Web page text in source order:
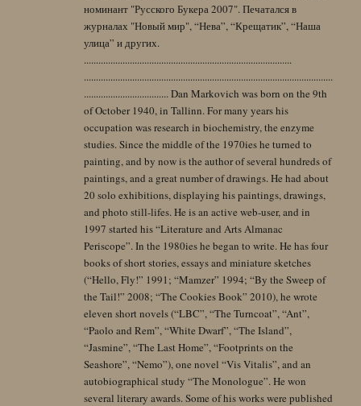
номинант "Русского Букера 2007". Печатался в
журналах "Новый мир", “Нева”, “Крещатик”, “Наша
улица” и других.
......................................................................................
.......................................................................................................
................................... Dan Markovich was born on the 9th
of October 1940, in Tallinn. For many years his
occupation was research in biochemistry, the enzyme
studies. Since the middle of the 1970ies he turned to
painting, and by now is the author of several hundreds of
paintings, and a great number of drawings. He had about
20 solo exhibitions, displaying his paintings, drawings,
and photo still-lifes. He is an active web-user, and in
1997 started his “Literature and Arts Almanac
Periscope”. In the 1980ies he began to write. He has four
books of short stories, essays and miniature sketches
(“Hello, Fly!” 1991; “Mamzer” 1994; “By the Sweep of
the Tail!” 2008; “The Cookies Book” 2010), he wrote
eleven short novels (“LBC”, “The Turncoat”, “Ant”,
“Paolo and Rem”, “White Dwarf”, “The Island”,
“Jasmine”, “The Last Home”, “Footprints on the
Seashore”, “Nemo”), one novel “Vis Vitalis”, and an
autobiographical study “The Monologue”. He won
several literary awards. Some of his works were published